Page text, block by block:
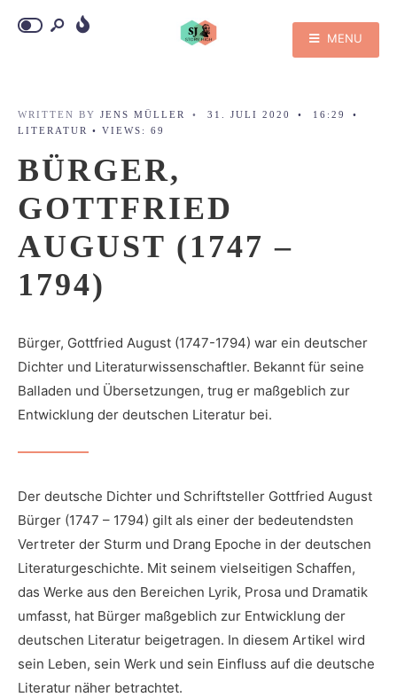
MENU
WRITTEN BY JENS MÜLLER • 31. JULI 2020 • 16:29
•
LITERATUR
• VIEWS: 69
BÜRGER,
GOTTFRIED
AUGUST (1747 –
1794)
Bürger, Gottfried August (1747-1794) war ein deutscher
Dichter und Literaturwissenschaftler. Bekannt für seine
Balladen und Übersetzungen, trug er maßgeblich zur
Entwicklung der deutschen Literatur bei.
Der deutsche Dichter und Schriftsteller Gottfried August
Bürger (1747‍ –⁢ 1794) ⁤gilt als einer der bedeutendsten
Vertreter der Sturm und Drang Epoche in ⁣der deutschen
Literaturgeschichte. Mit seinem vielseitigen⁤ Schaffen,
das Werke aus den Bereichen ⁤Lyrik, Prosa und Dramatik
umfasst, hat Bürger maßgeblich zur Entwicklung der
deutschen Literatur beigetragen. In diesem Artikel wird
sein Leben, sein‌ Werk und sein Einfluss auf die deutsche
Literatur⁣ näher betrachtet.